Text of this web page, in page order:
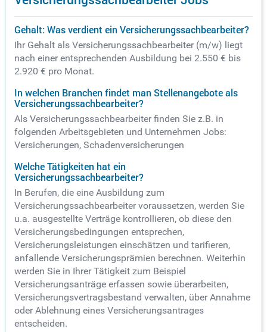
Gehalt: Was verdient ein Versicherungssachbearbeiter?
Ihr Gehalt als Versicherungssachbearbeiter (m/w) liegt
nach einer entsprechenden Ausbildung bei 2.550 € bis
2.920 € pro Monat.
In welchen Branchen findet man Stellenangebote als
Versicherungssachbearbeiter?
Als Versicherungssachbearbeiter finden Sie z.B. in
folgenden Arbeitsgebieten und Unternehmen Jobs:
Versicherungen, Schadenversicherungen
Welche Tätigkeiten hat ein
Versicherungssachbearbeiter?
In Berufen, die eine Ausbildung zum
Versicherungssachbearbeiter voraussetzen, werden Sie
u.a. ausgestellte Verträge kontrollieren, ob diese den
Versicherungsbedingungen entsprechen,
Versicherungsleistungen einschätzen und tarifieren,
anfallende Versicherungsprämien berechnen. Weiterhin
werden Sie in Ihrer Tätigkeit zum Beispiel
Versicherungsanträge erfassen sowie überarbeiten,
Versicherungsvertragsbestand verwalten, über Annahme
oder Ablehnung eines Versicherungsantrages
entscheiden.